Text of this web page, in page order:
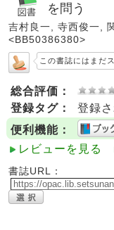
を問う
吉村良一, 寺西俊一,
<BB50386380>
この書誌にはまだ
総合評価：
登録タグ：
登録
便利機能：
レビューを見る
書誌URL：